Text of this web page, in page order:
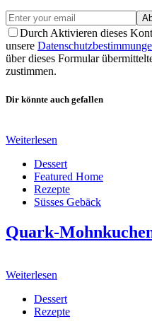
Durch Aktivieren dieses
unsere
über dieses Formular
zustimmen.
Dir könnte auch gefallen
Weiterlesen
Dessert
Featured Home
Rezepte
Süsses Gebäck
Quark-
Weiterlesen
Dessert
Rezepte